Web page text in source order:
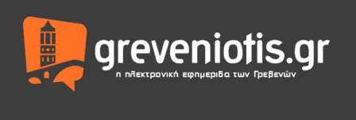
εξοπλισμού γυμναστηρίου
5 Αυγούστου 2026
ΑΗ ΛΑΟΣ | 5 Αυγούστου | Υπαίθριο Θέατρο “Καστράκι”,
Γρεβενά
5 Αυγούστου 2026